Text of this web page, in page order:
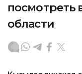
посмотреть
области